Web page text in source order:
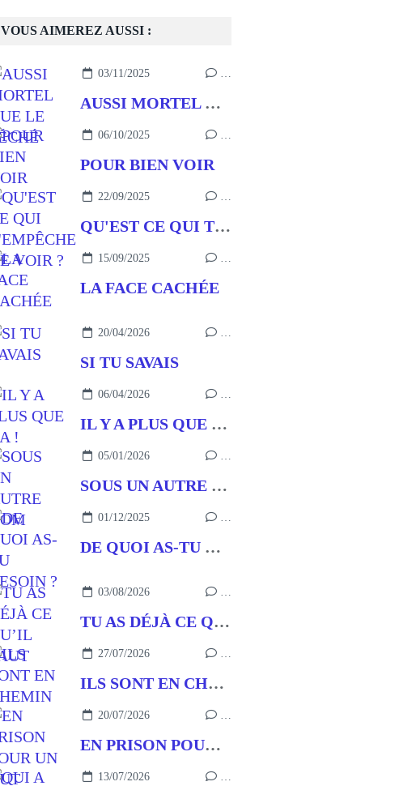
VOUS AIMEREZ AUSSI :
03/11/2025 …
AUSSI MORTEL QUE LE PÉCHÉ
06/10/2025 …
POUR BIEN VOIR
22/09/2025 …
QU'EST CE QUI T'EMPÊCHE DE VOIR ?
15/09/2025 …
LA FACE CACHÉE
20/04/2026 …
SI TU SAVAIS
06/04/2026 …
IL Y A PLUS QUE ÇA !
05/01/2026 …
SOUS UN AUTRE NOM
01/12/2025 …
DE QUOI AS-TU BESOIN ?
03/08/2026 …
TU AS DÉJÀ CE QU’IL FAUT
27/07/2026 …
ILS SONT EN CHEMIN
20/07/2026 …
EN PRISON POUR UN BUT
13/07/2026 …